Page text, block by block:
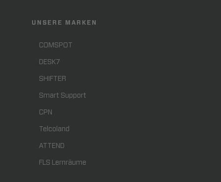
UNSERE MARKEN
COMSPOT
DESK7
SHIFTER
Smart Support
CPN
Telcoland
ATTEND
FLS Lernräume